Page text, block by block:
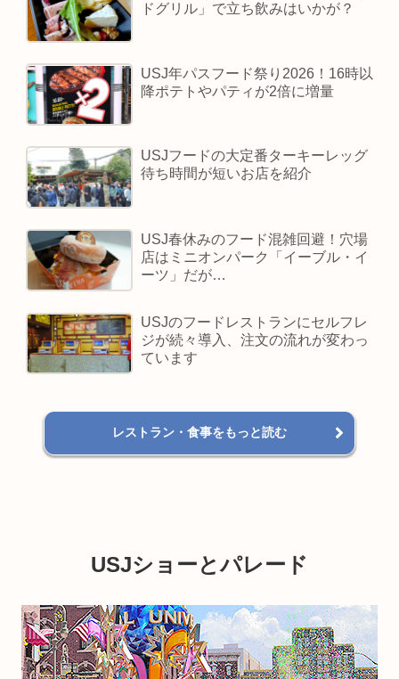
ドグリル」で立ち飲みはいかが？
USJ年パスフード祭り2026！16時以
降ポテトやパティが2倍に増量
USJフードの大定番ターキーレッグ
待ち時間が短いお店を紹介
USJ春休みのフード混雑回避！穴場
店はミニオンパーク「イーブル・イ
ーツ」だが…
USJのフードレストランにセルフレ
ジが続々導入、注文の流れが変わっ
ています
レストラン・食事をもっと読む
USJショーとパレード